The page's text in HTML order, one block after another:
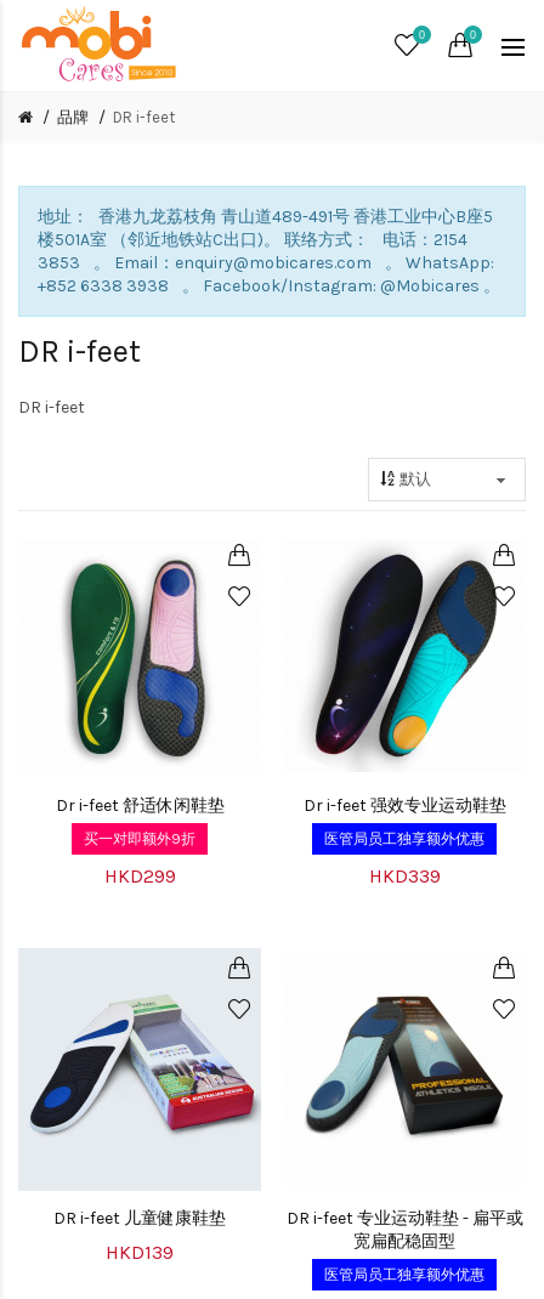
0 0
品牌 DR i-feet
地址： 香港九龙荔枝角 青山道489-491号 香港工业中心B座5
楼501A室 （邻近地铁站C出口)。 联络方式： 电话：2154
3853 。 Email：enquiry@mobicares.com 。 WhatsApp:
+852 6338 3938 。 Facebook/Instagram: @Mobicares 。
DR i-feet
DR i-feet
Dr i-feet 舒适休闲鞋垫
买一对即额外9折
HKD299
Dr i-feet 强效专业运动鞋垫
医管局员工独享额外优惠
HKD339
DR i-feet 儿童健康鞋垫
HKD139
DR i-feet 专业运动鞋垫 - 扁平或
宽扁配稳固型
医管局员工独享额外优惠